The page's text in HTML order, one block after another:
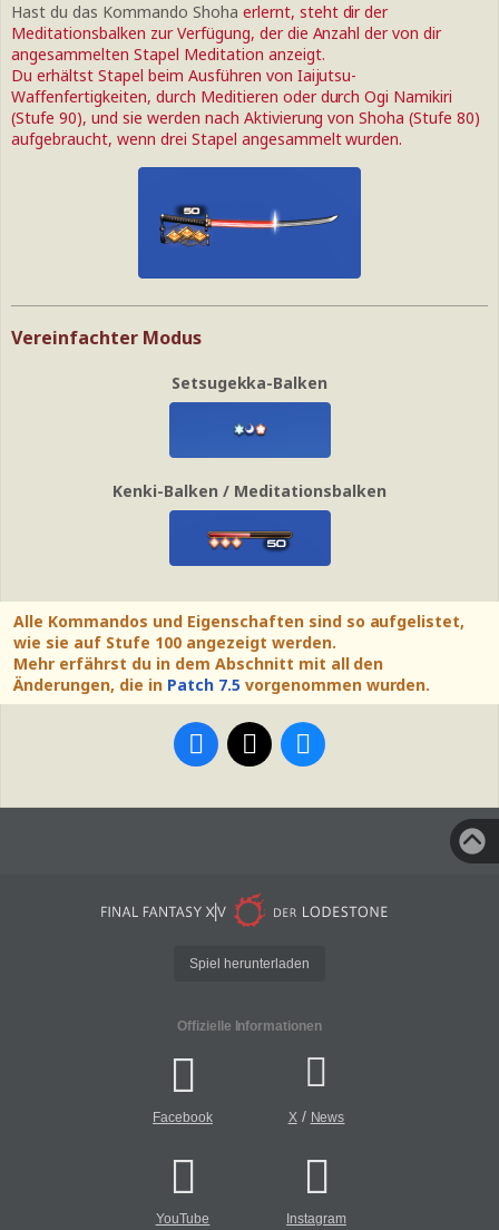
Hast du das Kommando Shoha erlernt, steht dir der
Meditationsbalken zur Verfügung, der die Anzahl der von dir
angesammelten Stapel Meditation anzeigt.
Du erhältst Stapel beim Ausführen von Iaijutsu-
Waffenfertigkeiten, durch Meditieren oder durchOgi Namikiri
(Stufe 90), und sie werden nach Aktivierung vonShoha (Stufe 80)
aufgebraucht, wenn drei Stapel angesammelt wurden.
Vereinfachter Modus
Setsugekka-Balken
Kenki-Balken / Meditationsbalken
Alle Kommandos und Eigenschaften sind so aufgelistet,
wie sie auf Stufe 100 angezeigt werden.
Mehr erfährst du in dem Abschnitt mit all den
Änderungen, die in Patch 7.5vorgenommen wurden.
Spiel herunterladen
Offizielle Informationen
Facebook X/ News
YouTube Instagram